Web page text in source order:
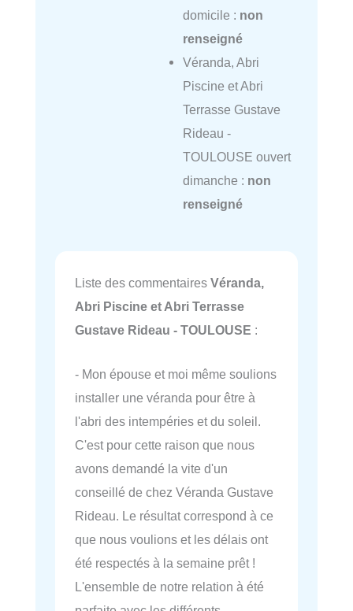
domicile : non
renseigné
Véranda, Abri
Piscine et Abri
Terrasse Gustave
Rideau -
TOULOUSE ouvert
dimanche : non
renseigné
Liste des commentaires Véranda,
Abri Piscine et Abri Terrasse
Gustave Rideau - TOULOUSE :
- Mon épouse et moi même soulions
installer une véranda pour être à
l'abri des intempéries et du soleil.
C'est pour cette raison que nous
avons demandé la vite d'un
conseillé de chez Véranda Gustave
Rideau. Le résultat correspond à ce
que nous voulions et les délais ont
été respectés à la semaine prêt !
L'ensemble de notre relation à été